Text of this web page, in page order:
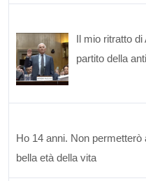
Il mio ritratto
partito della
Ho 14 anni. Non
bella età della vita